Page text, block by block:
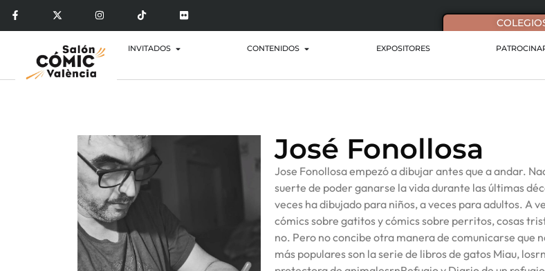
INVITADOS CONTENIDOS EXPOSITORES
José Fonollosa
Jose Fonollosa empezó a dibujar antes que a andar.
suerte de poder ganarse la vida durante las últimas
veces ha dibujado para niños, a veces para adultos. A
cómics sobre gatitos y cómics sobre perritos, cosas
no. Pero no concibe otra manera de comunicarse que
más populares son la serie de libros de gatos Miau,